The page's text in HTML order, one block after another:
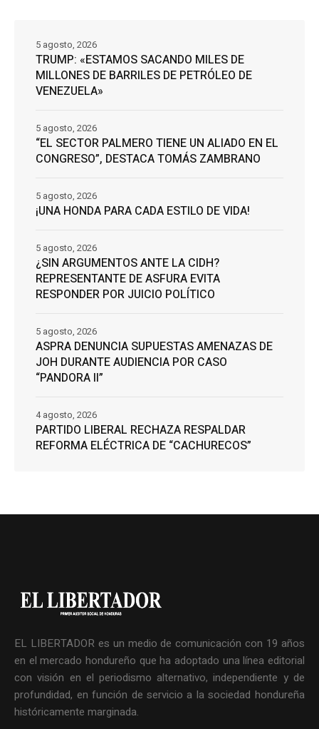
TRUMP: «ESTAMOS SACANDO MILES DE
MILLONES DE BARRILES DE PETRÓLEO DE
VENEZUELA»
5 agosto, 2026
“EL SECTOR PALMERO TIENE UN ALIADO EN EL
CONGRESO”, DESTACA TOMÁS ZAMBRANO
5 agosto, 2026
¡UNA HONDA PARA CADA ESTILO DE VIDA!
5 agosto, 2026
¿SIN ARGUMENTOS ANTE LA CIDH?
REPRESENTANTE DE ASFURA EVITA
RESPONDER POR JUICIO POLÍTICO
5 agosto, 2026
ASPRA DENUNCIA SUPUESTAS AMENAZAS DE
JOH DURANTE AUDIENCIA POR CASO
“PANDORA II”
5 agosto, 2026
PARTIDO LIBERAL RECHAZA RESPALDAR
REFORMA ELÉCTRICA DE “CACHURECOS”
4 agosto, 2026
EL LIBERTADOR es un medio de comunicación con 19 años
en el mercado hondureño que ha adoptado una línea editorial
con visión en el periodismo alternativo, independiente y de
profundidad, en función de servicio a la sociedad hondureña
históricamente marginada.